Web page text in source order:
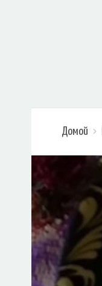
Домой